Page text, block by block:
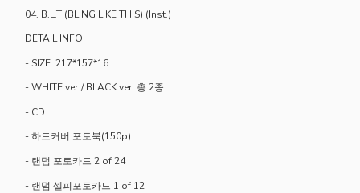
04. B.L.T (BLING LIKE THIS) (Inst.)
DETAIL INFO
- SIZE: 217*157*16
- WHITE ver./ BLACK ver. 총 2종
- CD
- 하드커버 포토북(150p)
- 랜덤 포토카드 2 of 24
- 랜덤 셀피포토카드 1 of 12